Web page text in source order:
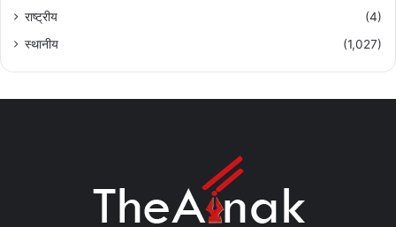
राष्ट्रीय
(4)
स्थानीय
(1,027)